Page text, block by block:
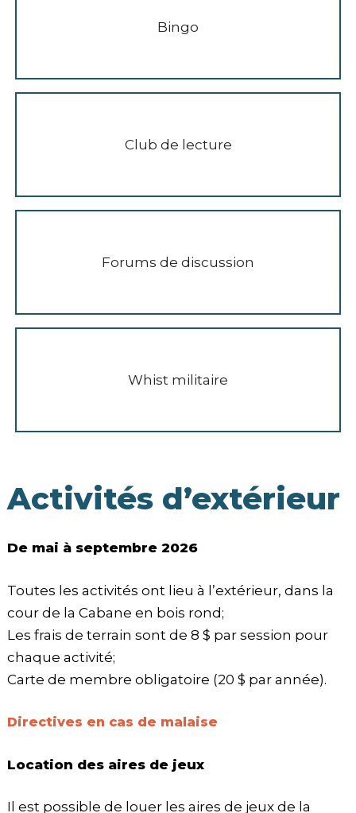
Bingo
Club de lecture
Forums de discussion
Whist militaire
Activités d’extérieur
De mai à septembre 2026
Toutes les activités ont lieu à l’extérieur, dans la
cour de la Cabane en bois rond;
Les frais de terrain sont de 8 $ par session pour
chaque activité;
Carte de membre obligatoire (20 $ par année).
Directives en cas de malaise
Location des aires de jeux
Il est possible de louer les aires de jeux de la